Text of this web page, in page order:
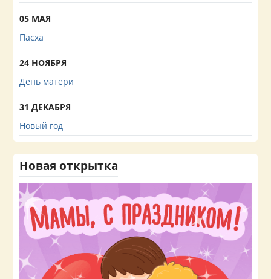
05 МАЯ
Пасха
24 НОЯБРЯ
День матери
31 ДЕКАБРЯ
Новый год
Новая открытка